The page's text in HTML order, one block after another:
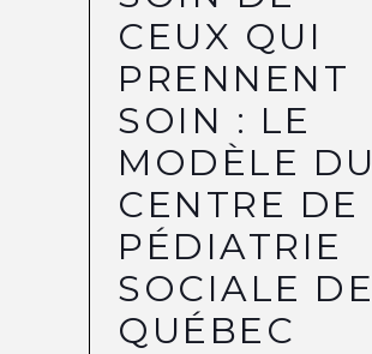
CEUX QUI
PRENNENT
SOIN : LE
MODÈLE DU
CENTRE DE
PÉDIATRIE
SOCIALE DE
QUÉBEC